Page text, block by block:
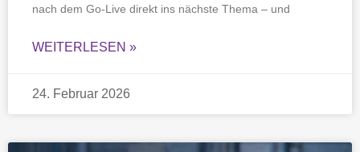
nach dem Go-Live direkt ins nächste Thema – und
WEITERLESEN »
24. Februar 2026